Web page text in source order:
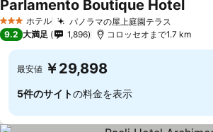
3 ホテルのランク
ホテル パノラマの屋上庭園テラス
Parlamento Boutique Hotel
9.2 大満足 1,896 コロッセオまで1.7 km
最安値 ￥29,898
5件のサイトの料金を表示